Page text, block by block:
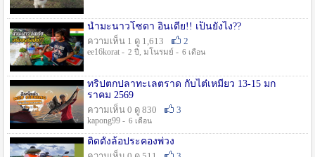
น้ำมะนาวโซดา อินเดีย!! เป็นยังไง??
ความเห็น 1 ดู 1,613
2
ee16korat - 2 ปี , มโนรมย์ - 6 เดือน
ทริปตกปลาทะเลตราด กับไต๋เหมี่ยว 13-15 มก
ราคม 2569
ความเห็น 0 ดู 830
3
kapong99 - 6 เดือน
ติดตั้งล้อประคองพ่วง